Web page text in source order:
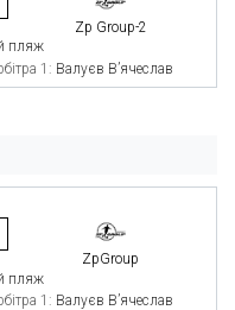
Zp Group-2
пляж
1: Валуєв В’ячеслав
ZpGroup
пляж
1: Валуєв В’ячеслав